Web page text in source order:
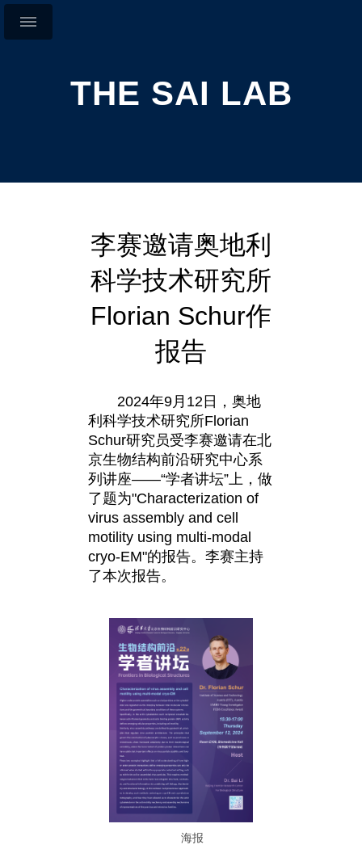
THE SAI LAB
李赛邀请奥地利
科学技术研究所
Florian Schur作
报告
2024年9月12日，奥地
利科学技术研究所Florian
Schur研究员受李赛邀请在北
京生物结构前沿研究中心系
列讲座——“学者讲坛”上，做
了题为"Characterization of
virus assembly and cell
motility using multi-modal
cryo-EM"的报告。李赛主持
了本次报告。
海报